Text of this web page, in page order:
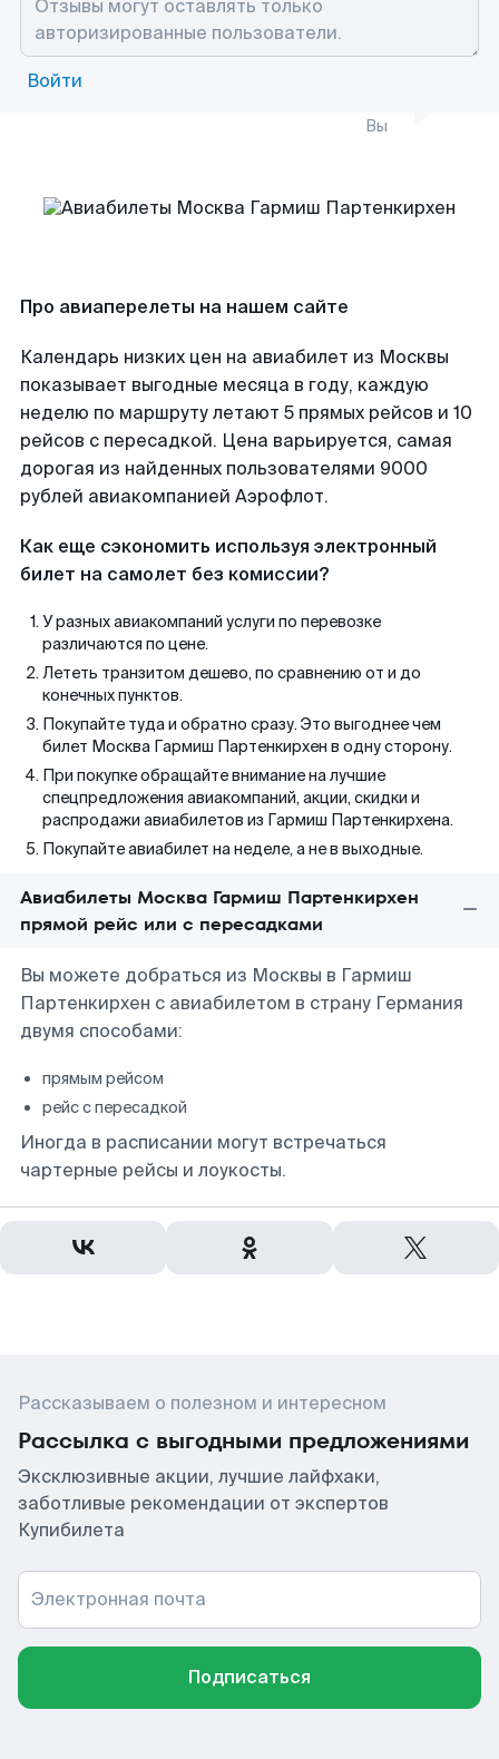
Войти
Вы
Про авиаперелеты на нашем сайте
Календарь низких цен на авиабилет из Москвы
показывает выгодные месяца в году, каждую
неделю по маршруту летают 5 прямых рейсов и 10
рейсов с пересадкой. Цена варьируется, самая
дорогая из найденных пользователями 9000
рублей авиакомпанией Аэрофлот.
Как еще сэкономить используя электронный
билет на самолет без комиссии?
У разных авиакомпаний услуги по перевозке
различаются по цене.
Лететь транзитом дешево, по сравнению от и до
конечных пунктов.
Покупайте туда и обратно сразу. Это выгоднее чем
билет Москва Гармиш Партенкирхен в одну сторону.
При покупке обращайте внимание на лучшие
спецпредложения авиакомпаний, акции, скидки и
распродажи авиабилетов из Гармиш Партенкирхена.
Покупайте авиабилет на неделе, а не в выходные.
Авиабилеты Москва Гармиш Партенкирхен
прямой рейс или с пересадками
Вы можете добраться из Москвы в Гармиш
Партенкирхен с авиабилетом в страну Германия
двумя способами:
прямым рейсом
рейс с пересадкой
Иногда в расписании могут встречаться
чартерные рейсы и лоукосты.
Рассказываем о полезном и интересном
Рассылка с выгодными предложениями
Эксклюзивные акции, лучшие лайфхаки,
заботливые рекомендации от экспертов
Купибилета
Электронная почта
Подписаться